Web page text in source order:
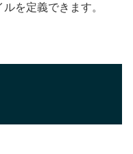
を定義できます。